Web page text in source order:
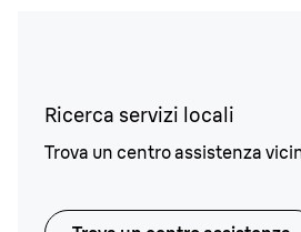
Ricerca servizi locali
Trova un centro assistenza